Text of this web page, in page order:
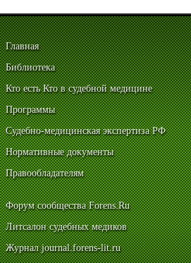
Главная
Библиотека
Кто есть Кто в судебной медицине
Программы
Судебно-медицинская экспертиза РФ
Нормативные документы
Правообладателям
Форум сообщества Forens.Ru
Литсалон судебных медиков
Журнал journal.forens-lit.ru